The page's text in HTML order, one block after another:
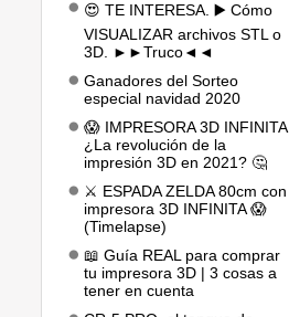
😍 TE INTERESA. ▶️ Cómo
VISUALIZAR archivos STL o
3D. ►►Truco◄◄
Ganadores del Sorteo
especial navidad 2020
😱 IMPRESORA 3D INFINITA.
¿La revolución de la
impresión 3D en 2021? 🤔
⚔️ ESPADA ZELDA 80cm con
impresora 3D INFINITA 😱
(Timelapse)
📖 Guía REAL para comprar
tu impresora 3D | 3 cosas a
tener en cuenta